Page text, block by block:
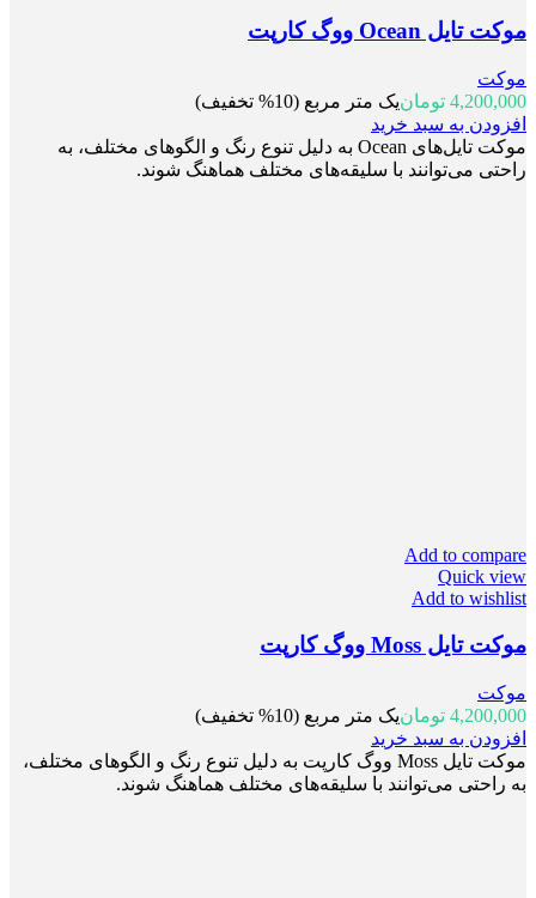
موکت تایل Ocean ووگ کارپت
موکت
4,200,000 تومانیک متر مربع (10% تخفیف)
افزودن به سبد خرید
موکت تایل‌های Ocean به دلیل تنوع رنگ و الگوهای مختلف، به
راحتی می‌توانند با سلیقه‌های مختلف هماهنگ شوند.
Add to compare
Quick view
Add to wishlist
موکت تایل Moss ووگ کارپت
موکت
4,200,000 تومانیک متر مربع (10% تخفیف)
افزودن به سبد خرید
موکت تایل Moss ووگ کارپت به دلیل تنوع رنگ و الگوهای مختلف،
به راحتی می‌توانند با سلیقه‌های مختلف هماهنگ شوند.